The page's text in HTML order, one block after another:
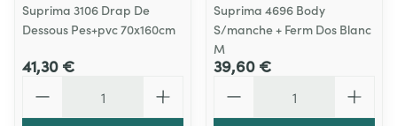
Suprima 3106 Drap De
Dessous Pes+pvc 70x160cm
41,30 €
Suprima 4696 Body
S/manche + Ferm Dos Blanc
M
39,60 €